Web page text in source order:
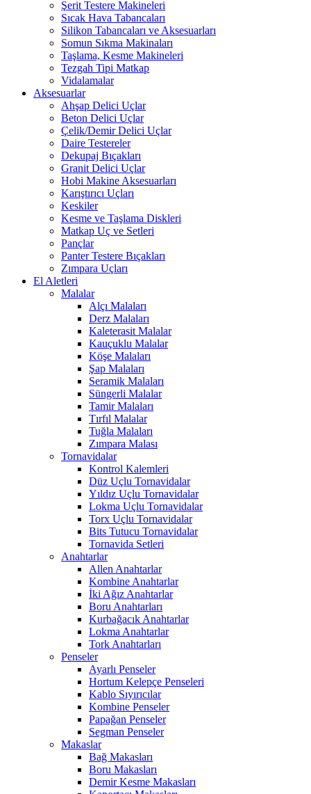
Şerit Testere Makineleri
Sıcak Hava Tabancaları
Silikon Tabancaları ve Aksesuarları
Somun Sıkma Makinaları
Taşlama, Kesme Makineleri
Tezgah Tipi Matkap
Vidalamalar
Aksesuarlar
Ahşap Delici Uçlar
Beton Delici Uçlar
Çelik/Demir Delici Uçlar
Daire Testereler
Dekupaj Bıçakları
Granit Delici Uçlar
Hobi Makine Aksesuarları
Karıştırıcı Uçları
Keskiler
Kesme ve Taşlama Diskleri
Matkap Uç ve Setleri
Pançlar
Panter Testere Bıçakları
Zımpara Uçları
El Aletleri
Malalar
Alçı Malaları
Derz Malaları
Kaleterasit Malalar
Kauçuklu Malalar
Köşe Malaları
Şap Malaları
Seramik Malaları
Süngerli Malalar
Tamir Malaları
Tırfıl Malalar
Tuğla Malaları
Zımpara Malası
Tornavidalar
Kontrol Kalemleri
Düz Uçlu Tornavidalar
Yıldız Uçlu Tornavidalar
Lokma Uçlu Tornavidalar
Torx Uçlu Tornavidalar
Bits Tutucu Tornavidalar
Tornavida Setleri
Anahtarlar
Allen Anahtarlar
Kombine Anahtarlar
İki Ağız Anahtarlar
Boru Anahtarları
Kurbağacık Anahtarlar
Lokma Anahtarlar
Tork Anahtarları
Penseler
Ayarlı Penseler
Hortum Kelepçe Penseleri
Kablo Sıyırıcılar
Kombine Penseler
Papağan Penseler
Segman Penseler
Makaslar
Bağ Makasları
Boru Makasları
Demir Kesme Makasları